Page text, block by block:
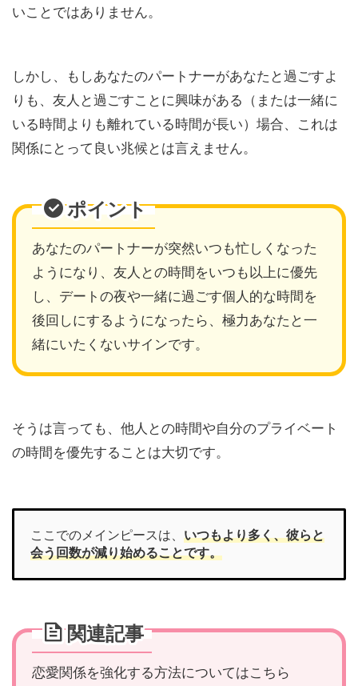
いことではありません。
しかし、もしあなたのパートナーがあなたと過ごすよ
りも、友人と過ごすことに興味がある（または一緒に
いる時間よりも離れている時間が長い）場合、これは
関係にとって良い兆候とは言えません。
ポイント
あなたのパートナーが突然いつも忙しくなった
ようになり、友人との時間をいつも以上に優先
し、デートの夜や一緒に過ごす個人的な時間を
後回しにするようになったら、極力あなたと一
緒にいたくないサインです。
そうは言っても、他人との時間や自分のプライベート
の時間を優先することは大切です。
ここでのメインピースは、 いつもより多く、彼らと
会う回数が減り始めることです。
関連記事
恋愛関係を強化する方法についてはこちら